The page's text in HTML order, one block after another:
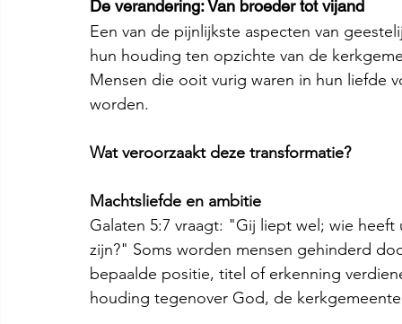
De verandering: Van broeder tot vijand
Een van de pijnlijkste aspecten van
hun houding ten opzichte van de
Mensen die ooit vurig waren in hun liefde
worden.
Wat veroorzaakt deze transformatie?
Machtsliefde en ambitie
Galaten 5:7 vraagt: "Gij liept wel; wie
zijn?" Soms worden mensen gehinderd
bepaalde positie, titel of erkenning
houding tegenover God, de